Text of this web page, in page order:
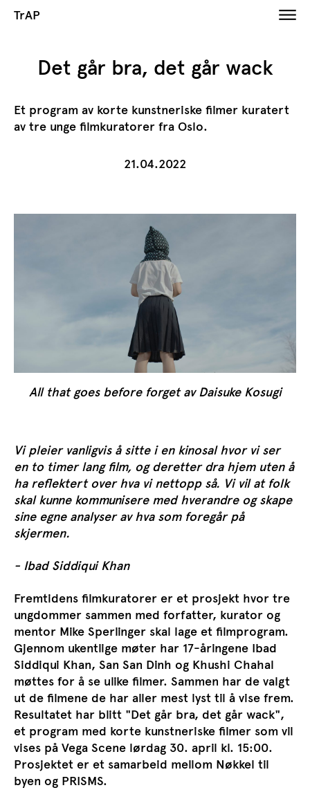
TrAP
Det går bra, det går wack
Et program av korte kunstneriske filmer kuratert
av tre unge filmkuratorer fra Oslo.
21.04.2022
All that goes before forget av Daisuke Kosugi
Vi pleier vanligvis å sitte i en kinosal hvor vi ser
en to timer lang film, og deretter dra hjem uten å
ha reflektert over hva vi nettopp så. Vi vil at folk
skal kunne kommunisere med hverandre og skape
sine egne analyser av hva som foregår på
skjermen.
- Ibad Siddiqui Khan
Fremtidens filmkuratorer er et prosjekt hvor tre
ungdommer sammen med forfatter, kurator og
mentor Mike Sperlinger skal lage et filmprogram.
Gjennom ukentlige møter har 17-åringene Ibad
Siddiqui Khan, San San Dinh og Khushi Chahal
møttes for å se ulike filmer. Sammen har de valgt
ut de filmene de har aller mest lyst til å vise frem.
Resultatet har blitt "Det går bra, det går wack",
et program med korte kunstneriske filmer som vil
vises på Vega Scene lørdag 30. april kl. 15:00.
Prosjektet er et samarbeid mellom Nøkkel til
byen og PRISMS.